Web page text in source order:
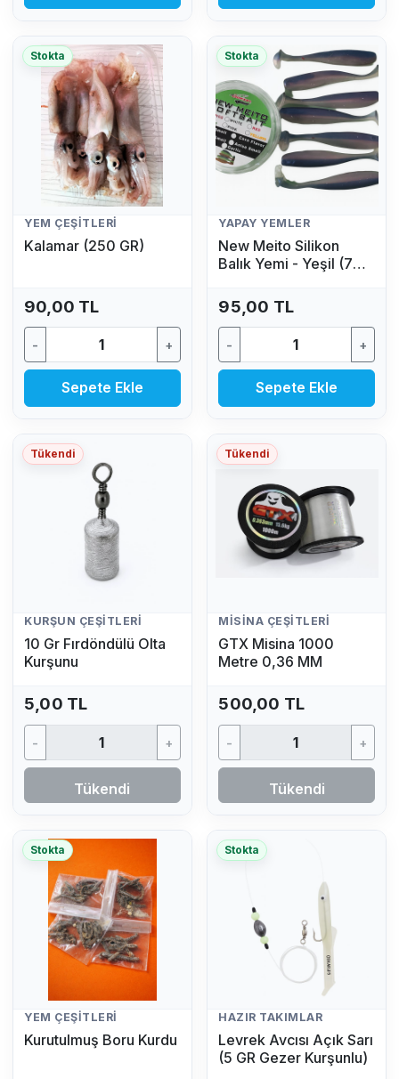
Stokta
YEM ÇEŞITLERI
Kalamar (250 GR)
90,00 TL
- +
Sepete Ekle
Stokta
YAPAY YEMLER
New Meito Silikon
Balık Yemi - Yeşil (7
95,00 TL
- +
Sepete Ekle
Tükendi
KURŞUN ÇEŞITLERI
10 Gr Fırdöndülü Olta
Kurşunu
5,00 TL
- +
Tükendi
Tükendi
MISINA ÇEŞITLERI
GTX Misina 1000
Metre 0,36 MM
500,00 TL
- +
Tükendi
Stokta
YEM ÇEŞITLERI
Kurutulmuş Boru Kurdu
Stokta
HAZIR TAKIMLAR
Levrek Avcısı Açık Sarı
(5 GR Gezer Kurşunlu)